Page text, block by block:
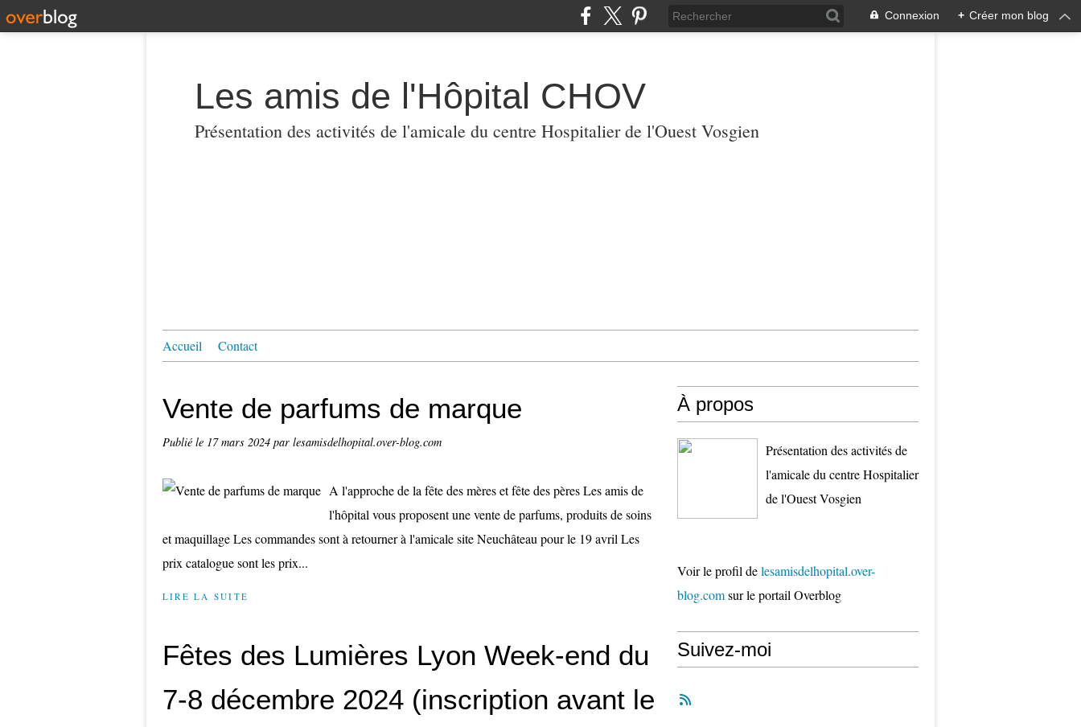
Connexion + Créer mon blog
Les amis de l'Hôpital CHOV
Présentation des activités de l'amicale du centre Hospitalier de l'Ouest Vosgien
Accueil Contact
Vente de parfums de marque
Publié le 17 mars 2024 par lesamisdelhopital.over-blog.com
A l'approche de la fête des mères et fête des pères Les amis de
l'hôpital vous proposent une vente de parfums, produits de soins
et maquillage Les commandes sont à retourner à l'amicale site Neuchâteau pour le 19 avril Les
prix catalogue sont les prix...
LIRE LA SUITE
Fêtes des Lumières Lyon Week-end du
7-8 décembre 2024 (inscription avant le
À propos
Présentation des activités de
l'amicale du centre Hospitalier
de l'Ouest Vosgien
Voir le profil delesamisdelhopital.over-
blog.comsur le portail Overblog
Suivez-moi